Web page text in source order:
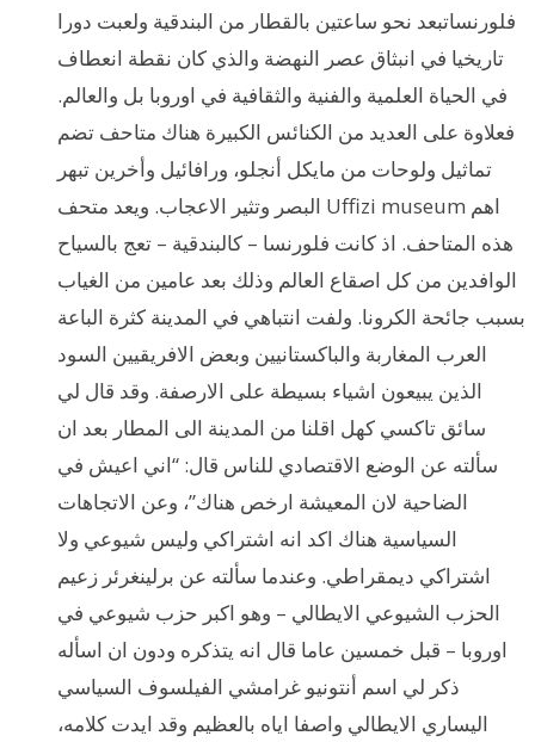
فلورنساتبعد نحو ساعتين بالقطار من البندقية ولعبت دورا
تاريخيا في انبثاق عصر النهضة والذي كان نقطة انعطاف
في الحياة العلمية والفنية والثقافية في اوروبا بل والعالم.
فعلاوة على العديد من الكنائس الكبيرة هناك متاحف تضم
تماثيل ولوحات من مايكل أنجلو، ورافائيل وأخرين تبهر
البصر وتثير الاعجاب. ويعد متحف Uffizi museum اهم
هذه المتاحف. اذ كانت فلورنسا – كالبندقية – تعج بالسياح
الوافدين من كل اصقاع العالم وذلك بعد عامين من الغياب
بسبب جائحة الكرونا. ولفت انتباهي في المدينة كثرة الباعة
العرب المغاربة والباكستانيين وبعض الافريقيين السود
الذين يبيعون اشياء بسيطة على الارصفة. وقد قال لي
سائق تاكسي كهل اقلنا من المدينة الى المطار بعد ان
سألته عن الوضع الاقتصادي للناس قال: “اني اعيش في
الضاحية لان المعيشة ارخص هناك”، وعن الاتجاهات
السياسية هناك اكد انه اشتراكي وليس شيوعي ولا
اشتراكي ديمقراطي. وعندما سألته عن برلينغرئر زعيم
الحزب الشيوعي الايطالي – وهو اكبر حزب شيوعي في
اوروبا – قبل خمسين عاما قال انه يتذكره ودون ان اسأله
ذكر لي اسم أنتونيو غرامشي الفيلسوف السياسي
اليساري الايطالي واصفا اياه بالعظيم وقد ايدت كلامه،